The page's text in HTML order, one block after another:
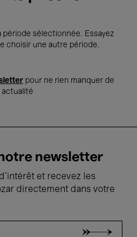
sélectionnée. Essayez
choisir une autre période.
pour ne rien manquer de
actualité
newsletter
et recevez les
directement dans votre